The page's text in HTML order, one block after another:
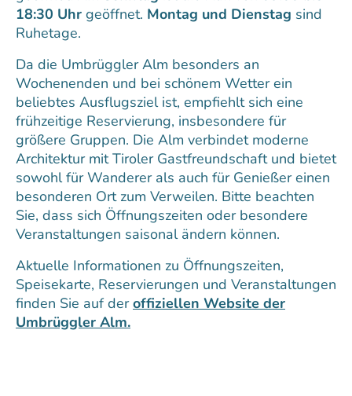
18:30 Uhr geöffnet. Montag und Dienstag sind
Ruhetage.
Da die Umbrüggler Alm besonders an
Wochenenden und bei schönem Wetter ein
beliebtes Ausflugsziel ist, empfiehlt sich eine
frühzeitige Reservierung, insbesondere für
größere Gruppen. Die Alm verbindet moderne
Architektur mit Tiroler Gastfreundschaft und bietet
sowohl für Wanderer als auch für Genießer einen
besonderen Ort zum Verweilen. Bitte beachten
Sie, dass sich Öffnungszeiten oder besondere
Veranstaltungen saisonal ändern können.
Aktuelle Informationen zu Öffnungszeiten,
Speisekarte, Reservierungen und Veranstaltungen
finden Sie auf deroffiziellen Website der
Umbrüggler Alm.